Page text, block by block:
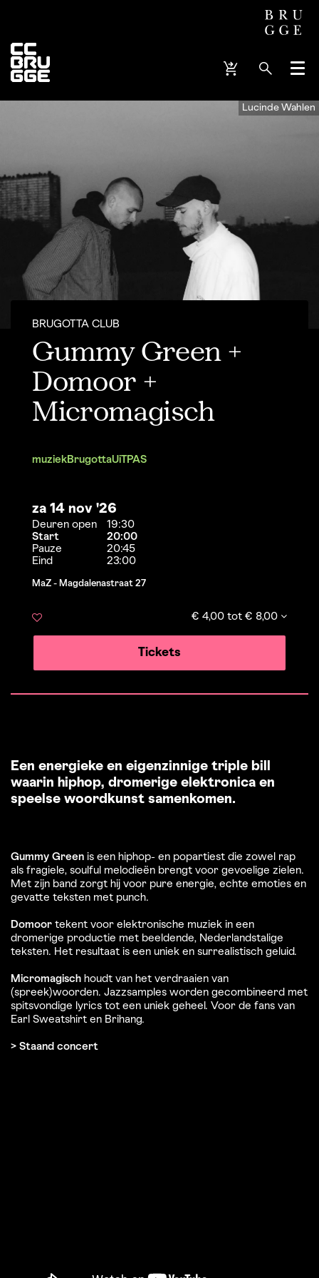
Menu
Lucinde Wahlen
Gummy Green +
Domoor +
Micromagisch
BRUGOTTA CLUB
muziekBrugottaUiTPAS
za 14 nov '26
Deuren open
19:30
Start
20:00
Pauze
20:45
Eind
23:00
MaZ - Magdalenastraat 27
€ 4,00 tot € 8,00
Tickets
Een energieke en eigenzinnige triple bill
waarin hiphop, dromerige elektronica en
speelse woordkunst samenkomen.
Gummy Green is een hiphop- en popartiest die zowel rap
als fragiele, soulful melodieën brengt voor gevoelige zielen.
Met zijn band zorgt hij voor pure energie, echte emoties en
gevatte teksten met punch.
Domoor tekent voor elektronische muziek in een
dromerige productie met beeldende, Nederlandstalige
teksten. Het resultaat is een uniek en surrealistisch geluid.
Micromagisch houdt van het verdraaien van
(spreek)woorden. Jazzsamples worden gecombineerd met
spitsvondige lyrics tot een uniek geheel. Voor de fans van
Earl Sweatshirt en Brihang.
> Staand concert